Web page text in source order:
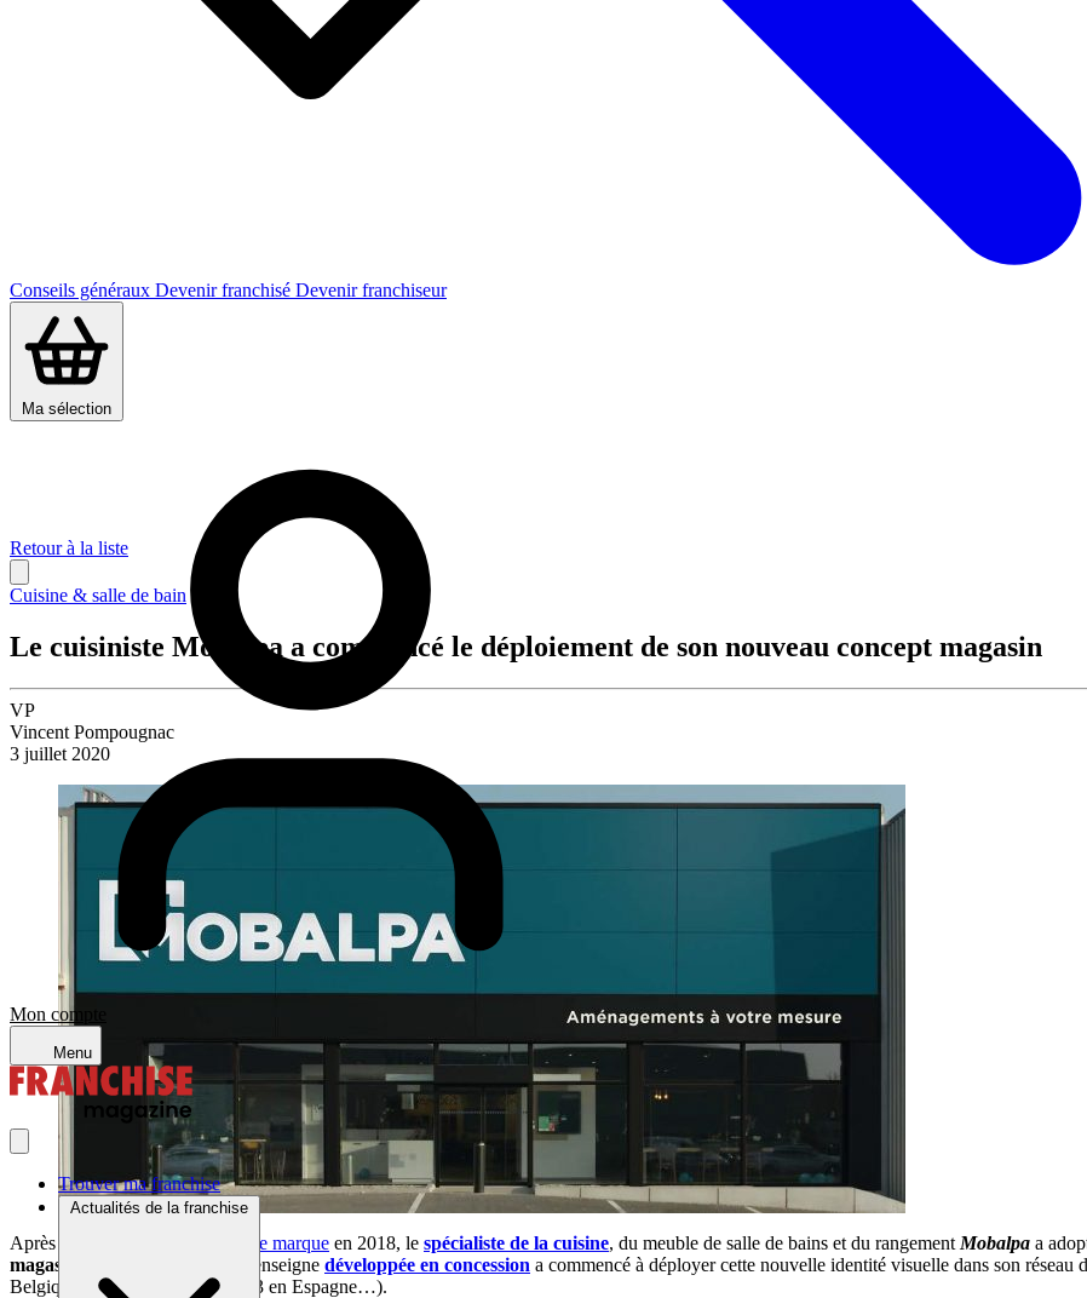
Conseils généraux Devenir franchisé Devenir franchiseur
Ma sélection
Mon compte
Menu
Trouver ma franchise
Actualités de la franchise
Retour à la liste
Cuisine & salle de bain
Le cuisiniste Mobalpa a commencé le déploiement de son nouveau concept magasin
VP
Vincent Pompougnac
3 juillet 2020
Après avoir revu sa plateforme de marque en 2018, le spécialiste de la cuisine, du meuble de salle de bains et du rangement Mobalpa a
magasin
Depuis début 2020, l’enseigne développée en concession a commencé à déployer cette nouvelle identité visuelle dans son
Belgique, 12 au Royaume-Uni, 3 en Espagne…).